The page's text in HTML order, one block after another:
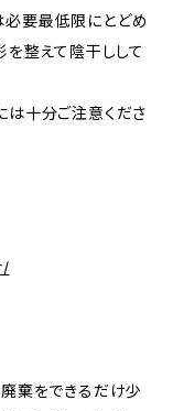
要最低限にとどめ
を整えて陰干しして
は十分ご注意くださ
棄をできるだけ少